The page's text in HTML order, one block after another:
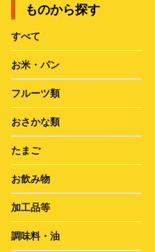
ものから探す
すべて
お米・パン
フルーツ類
おさかな類
たまご
お飲み物
加工品等
調味料・油